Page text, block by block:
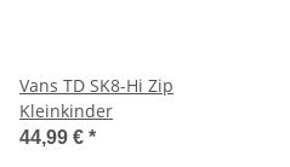
Vans TD SK8-Hi Zip
Kleinkinder
44,99 € *